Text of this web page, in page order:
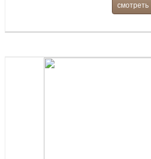
смотреть